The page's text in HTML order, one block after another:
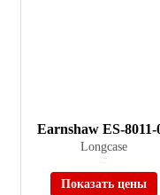
Earnshaw ES-8011-
Longcase
Показать цены